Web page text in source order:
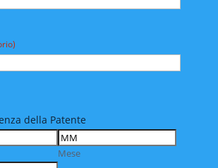
della Patente
Mese